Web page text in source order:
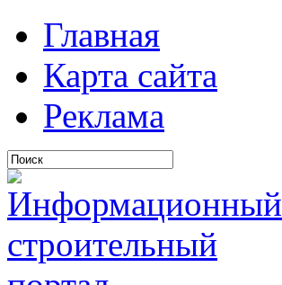
Главная
Карта сайта
Реклама